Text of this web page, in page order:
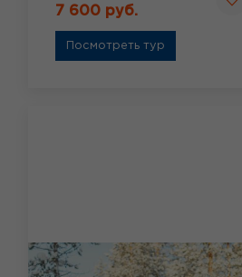
7 600 руб.
Посмотреть тур